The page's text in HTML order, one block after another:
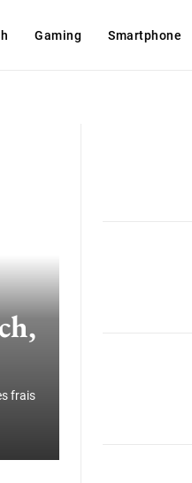
Gaming Smartphone
frais